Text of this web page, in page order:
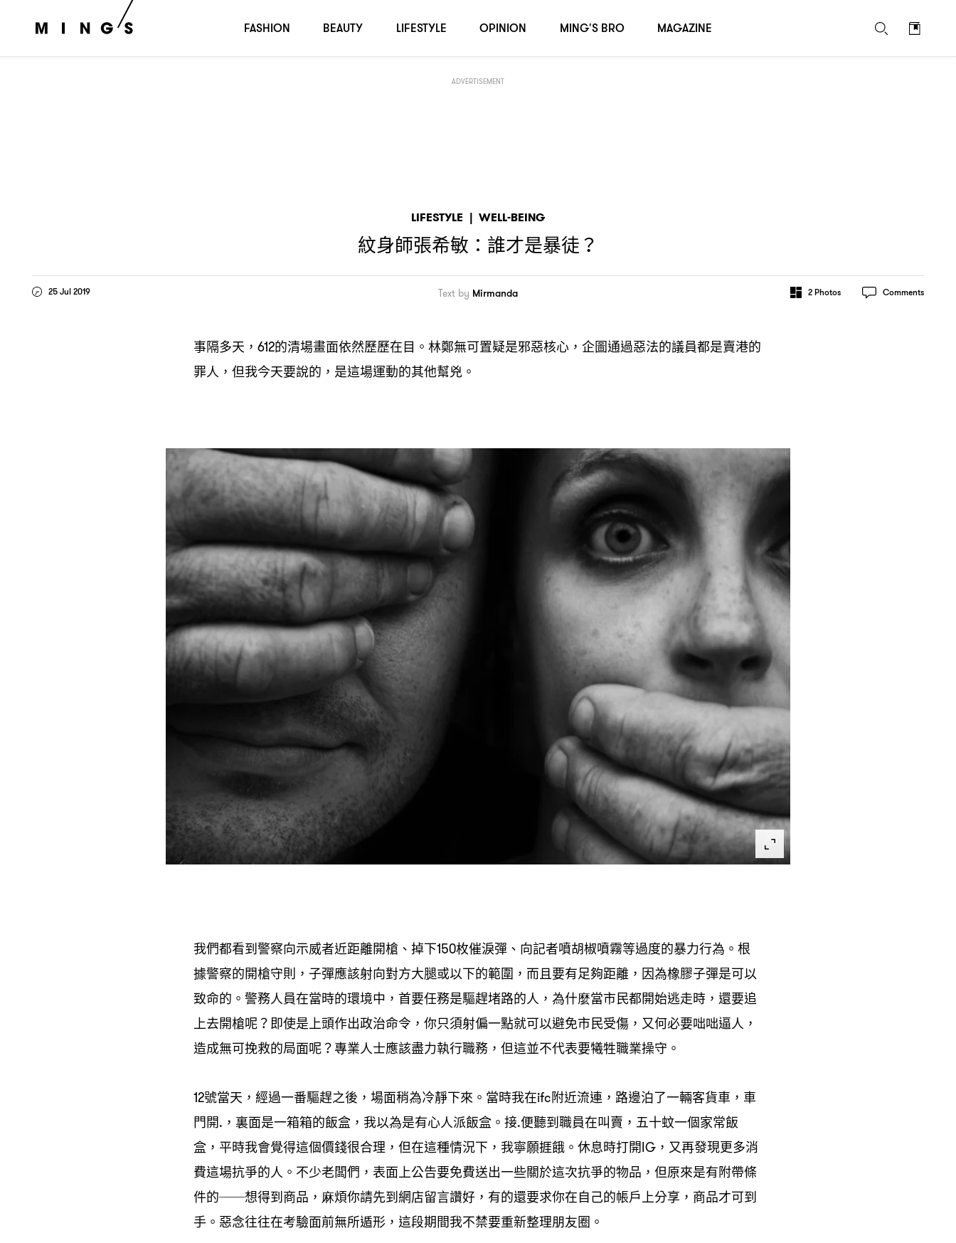
ADVERTISEMENT
LIFESTYLE | WELL-BEING
紋身師張希敏 ： 誰才是暴徒 ？
25 Jul 2019 Text by Mirmanda 2Photos Comments
事隔多天 ，612的清場畫面依然歷歷在目。林鄭無可置疑是邪惡核心 ， 企圖通過惡法的議員都是賣港的
罪人 ， 但我今天要說的 ， 是這場運動的其他幫兇。
我們都看到警察向示威者近距離開槍、掉下150枚催淚彈、向記者噴胡椒噴霧等過度的暴力行為。根
據警察的開槍守則 ， 子彈應該射向對方大腿或以下的範圍 ， 而且要有足夠距離 ， 因為橡膠子彈是可以
致命的。警務人員在當時的環境中 ， 首要任務是驅趕堵路的人 ， 為什麼當市民都開始逃走時 ， 還要追
上去開槍呢？即使是上頭作出政治命令 ， 你只須射偏一點就可以避免市民受傷 ， 又何必要咄咄逼人 ，
造成無可挽救的局面呢？專業人士應該盡力執行職務 ， 但這並不代表要犧牲職業操守。
12號當天 ， 經過一番驅趕之後 ， 場面稍為冷靜下來。當時我在ifc附近流連 ， 路邊泊了一輛客貨車 ， 車
門開.， 裏面是一箱箱的飯盒 ， 我以為是有心人派飯盒。接.便聽到職員在叫賣 ， 五十蚊一個家常飯
盒 ， 平時我會覺得這個價錢很合理 ， 但在這種情況下 ， 我寧願捱餓。休息時打開IG， 又再發現更多消
費這場抗爭的人。不少老闆們 ， 表面上公告要免費送出一些關於這次抗爭的物品 ， 但原來是有附帶條
件的──想得到商品 ， 麻煩你請先到網店留言讚好 ， 有的還要求你在自己的帳戶上分享 ， 商品才可到
手。惡念往往在考驗面前無所遁形 ， 這段期間我不禁要重新整理朋友圈。
FASHION BEAUTY LIFESTYLE OPINION MING'S BRO MAGAZINE
紋身師張希敏：